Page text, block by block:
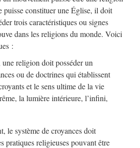
puisse constituer une Église, il doit
trois caractéristiques ou signes
dans les religions du monde. Voici
:
une religion doit posséder un
ou de doctrines qui établissent
et le sens ultime de la vie
la lumière intérieure, l’infini,
le système de croyances doit
pratiques religieuses pouvant être